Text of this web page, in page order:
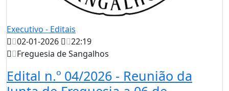
Executivo - Editais
02-01-2026
22:19
Freguesia de Sangalhos
Edital n.º 04/2026 - Reunião da